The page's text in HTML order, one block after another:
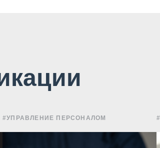
#УПРАВЛЕНИЕ ПЕРСОНАЛОМ